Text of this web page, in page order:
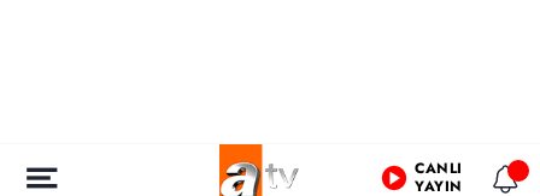
CANLI
YAYIN